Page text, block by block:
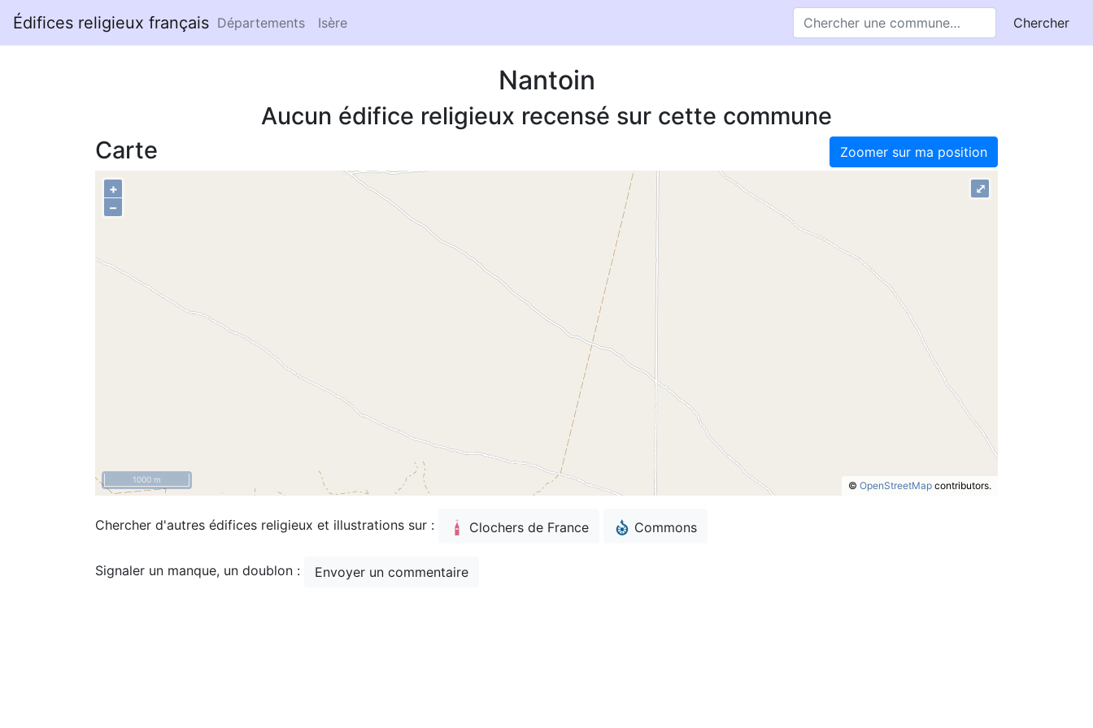
Édifices religieux français Départements Isère Chercher
Nantoin
Aucun édifice religieux recensé sur cette commune
Zoomer sur ma position
Carte
+
–
© OpenStreetMap contributors.
⤢
1000 m
Chercher d'autres édifices religieux et illustrations sur : Clochers de France Commons
Signaler un manque, un doublon : Envoyer un commentaire